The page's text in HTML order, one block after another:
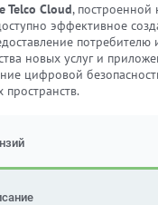
Telco Cloud, построенной
эффективное
новых услуг и
цифровой